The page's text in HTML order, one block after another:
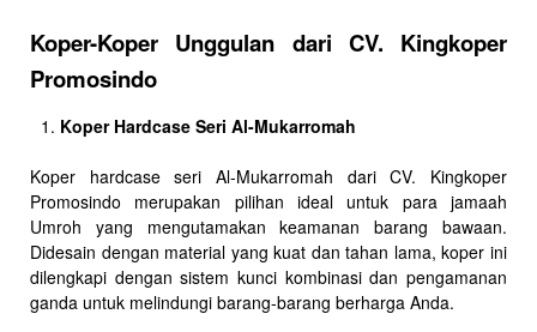
Koper-Koper Unggulan dari CV. Kingkoper
Promosindo
Koper Hardcase Seri Al-Mukarromah
Koper hardcase seri Al-Mukarromah dari CV. Kingkoper
Promosindo merupakan pilihan ideal untuk para jamaah
Umroh yang mengutamakan keamanan barang bawaan.
Didesain dengan material yang kuat dan tahan lama, koper ini
dilengkapi dengan sistem kunci kombinasi dan pengamanan
ganda untuk melindungi barang-barang berharga Anda.